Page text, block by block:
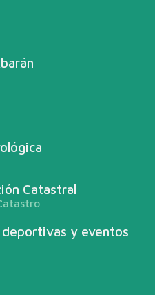
Catastral
y eventos